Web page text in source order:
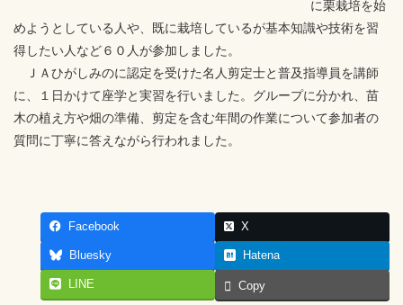
に栗栽培を始
めようとしている人や、既に栽培しているが基本知識や技術を習
得したい人など６０人が参加しました。
ＪＡひがしみのに認定を受けた名人剪定士と普及指導員を講師
に、１日かけて座学と実習を行いました。グループに分かれ、苗
木の植え方や畑の準備、剪定を含む年間の作業について参加者の
質問に丁寧に答えながら行われました。
Facebook X
Bluesky Hatena
LINE Copy